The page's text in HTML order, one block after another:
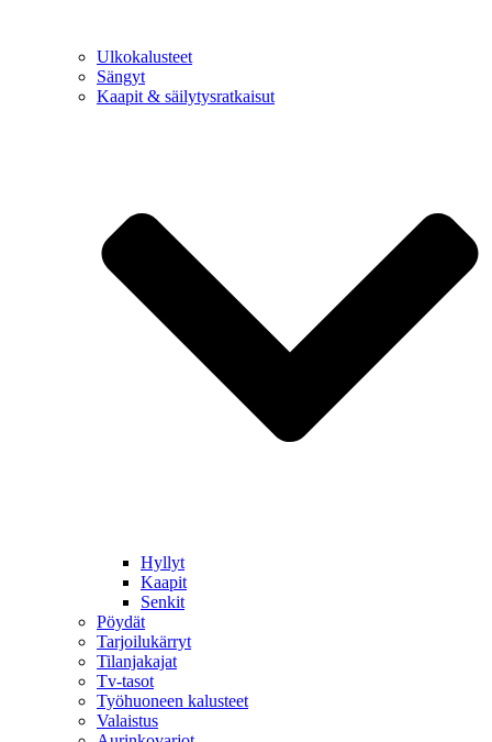
Ulkokalusteet
Sängyt
Kaapit & säilytysratkaisut
Hyllyt
Kaapit
Senkit
Pöydät
Tarjoilukärryt
Tilanjakajat
Tv-tasot
Työhuoneen kalusteet
Valaistus